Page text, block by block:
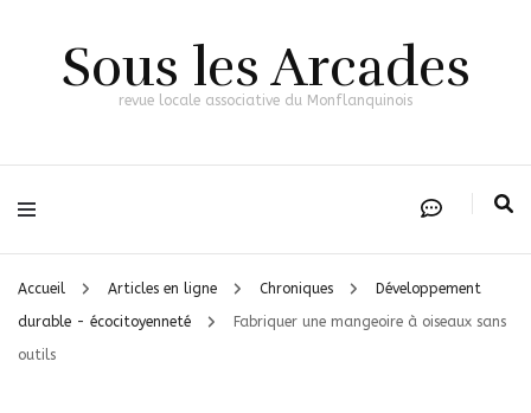
Sous les Arcades
revue locale associative du Monflanquinois
Accueil Articles en ligne Chroniques
Développement
durable - écocitoyenneté
Fabriquer une mangeoire à oiseaux sans
outils